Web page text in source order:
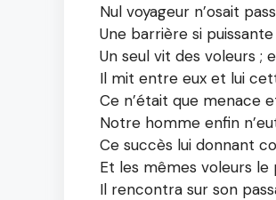
Nul voyageur n’osait
Une barrière si puissante
Un seul vit des voleurs ;
Il mit entre eux et lui
Ce n’était que menace
Notre homme enfin
Ce succès lui donnant
Et les mêmes voleurs le
Il rencontra sur son